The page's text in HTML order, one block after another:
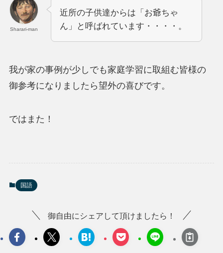
Sharari-man
近所の子供達からは「お爺ちゃ
ん」と呼ばれています・・・・。
我が家の事例が少しでも家庭学習に取組む皆様の
御参考になりましたら望外の喜びです。
ではまた！
国語
御自由にシェアして頂けましたら！